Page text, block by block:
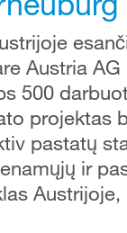
Austria AG
500
projektas
pastatų
ir
Austrijoje,